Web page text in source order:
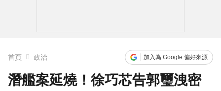
首頁 政治 加入為 Google 偏好來源
潛艦案延燒！徐巧芯告郭璽洩密